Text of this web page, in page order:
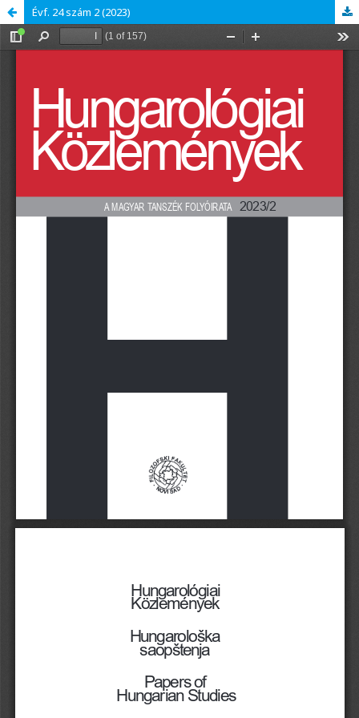
Évf. 24 szám 2 (2023)